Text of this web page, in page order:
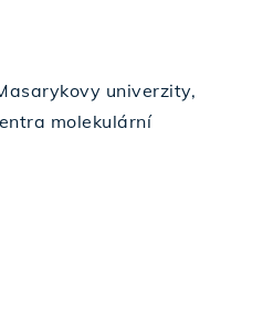
univerzity,
molekulární